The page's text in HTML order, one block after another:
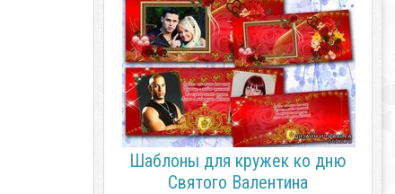
Шаблоны для кружек ко дню
Святого Валентина